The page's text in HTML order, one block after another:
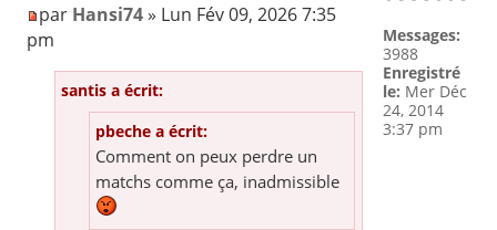
par Hansi74» Lun Fév 09, 2026 7:35
pm
santis a écrit:
pbeche a écrit:
Comment on peux perdre un
matchs comme ça, inadmissible
Messages:
3988
Enregistré
le: Mer Déc
24, 2014
3:37 pm